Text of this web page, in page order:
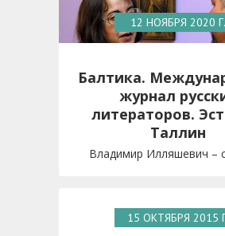
12 НОЯБРЯ 2020 Г.
Балтика.
журнал
литераторов.
Таллин
Владимир Илляшевич –
15 ОКТЯБРЯ 2015